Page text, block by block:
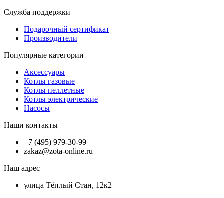
Служба поддержки
Подарочный сертификат
Производители
Популярные категории
Аксессуары
Котлы газовые
Котлы пеллетные
Котлы электрические
Насосы
Наши контакты
+7 (495) 979-30-99
zakaz@zota-online.ru
Наш адрес
улица Тёплый Стан, 12к2